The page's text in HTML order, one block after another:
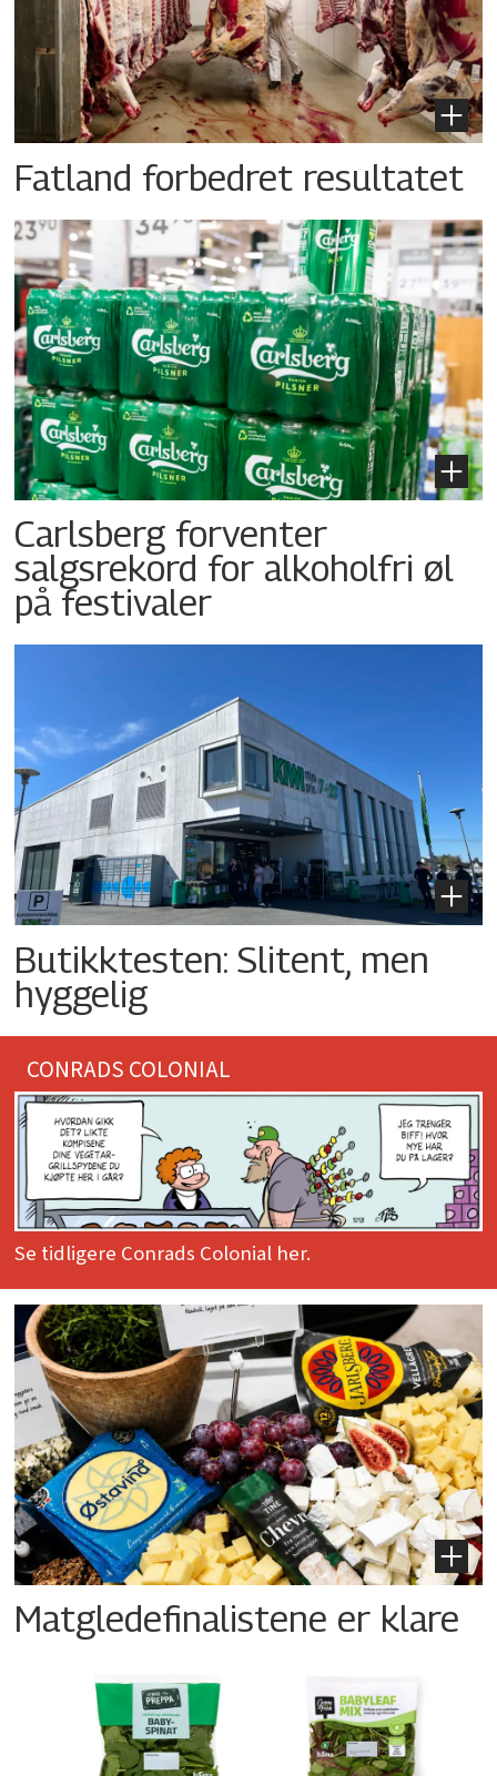
Fatland forbedret resultatet
Carlsberg forventer
salgsrekord for alkoholfri øl
på festivaler
Butikktesten: Slitent, men
hyggelig
CONRADS COLONIAL
Se tidligere Conrads Colonial her.
Matgledefinalistene er klare